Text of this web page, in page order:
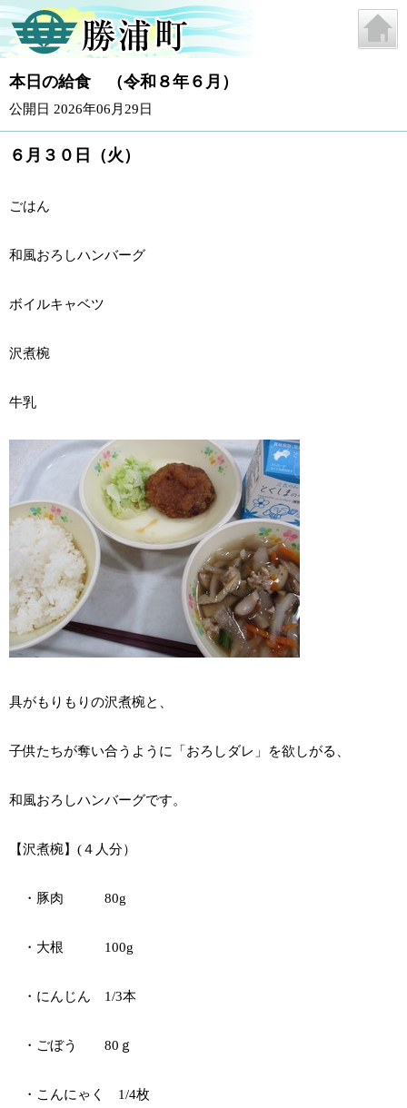
本日の給食 （令和８年６月）
公開日 2026年06月29日
６月３０日（火）
ごはん
和風おろしハンバーグ
ボイルキャベツ
沢煮椀
牛乳
具がもりもりの沢煮椀と、
子供たちが奪い合うように「おろしダレ」を欲しがる、
和風おろしハンバーグです。
【沢煮椀】(４人分）
・豚肉 80g
・大根 100g
・にんじん 1/3本
・ごぼう 80ｇ
・こんにゃく 1/4枚